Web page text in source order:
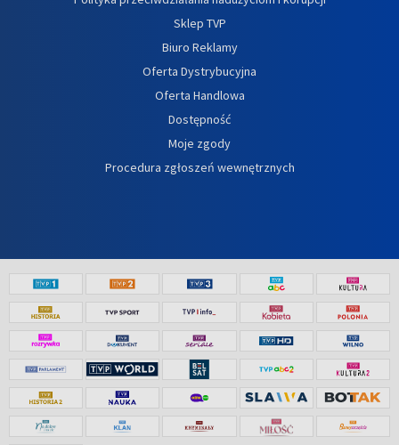
Sklep TVP
Biuro Reklamy
Oferta Dystrybucyjna
Oferta Handlowa
Dostępność
Moje zgody
Procedura zgłoszeń wewnętrznych